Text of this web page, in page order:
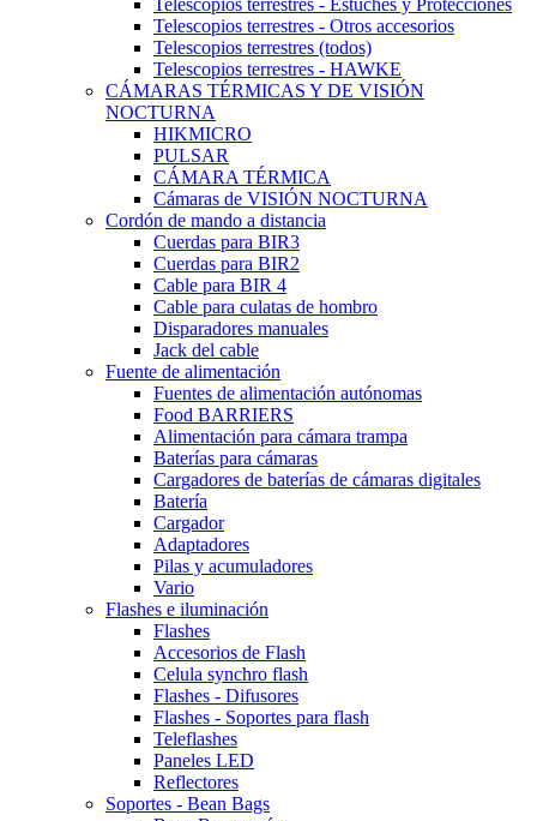
Telescopios terrestres - Estuches y Protecciones
Telescopios terrestres - Otros accesorios
Telescopios terrestres (todos)
Telescopios terrestres - HAWKE
CÁMARAS TÉRMICAS Y DE VISIÓN
NOCTURNA
HIKMICRO
PULSAR
CÁMARA TÉRMICA
Cámaras de VISIÓN NOCTURNA
Cordón de mando a distancia
Cuerdas para BIR3
Cuerdas para BIR2
Cable para BIR 4
Cable para culatas de hombro
Disparadores manuales
Jack del cable
Fuente de alimentación
Fuentes de alimentación autónomas
Food BARRIERS
Alimentación para cámara trampa
Baterías para cámaras
Cargadores de baterías de cámaras digitales
Batería
Cargador
Adaptadores
Pilas y acumuladores
Vario
Flashes e iluminación
Flashes
Accesorios de Flash
Celula synchro flash
Flashes - Difusores
Flashes - Soportes para flash
Teleflashes
Paneles LED
Reflectores
Soportes - Bean Bags